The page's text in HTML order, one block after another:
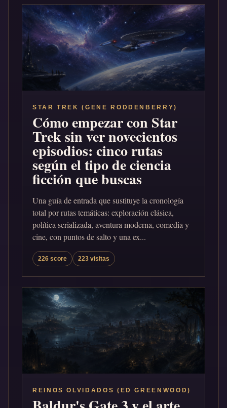
STAR TREK (GENE RODDENBERRY)
Cómo empezar con Star
Trek sin ver novecientos
episodios: cinco rutas
según el tipo de ciencia
ficción que buscas
Una guía de entrada que sustituye la cronología
total por rutas temáticas: exploración clásica,
política serializada, aventura moderna, comedia y
cine, con puntos de salto y una ex...
226 score 223 visitas
REINOS OLVIDADOS (ED GREENWOOD)